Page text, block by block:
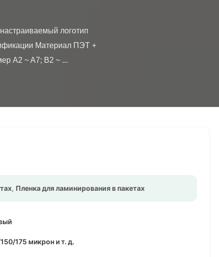
Материал ПЭТ +
A2 ~ A7; B2 ~ ...
, Пленка для ламинирования в пакетах
175 микрон и т. д.